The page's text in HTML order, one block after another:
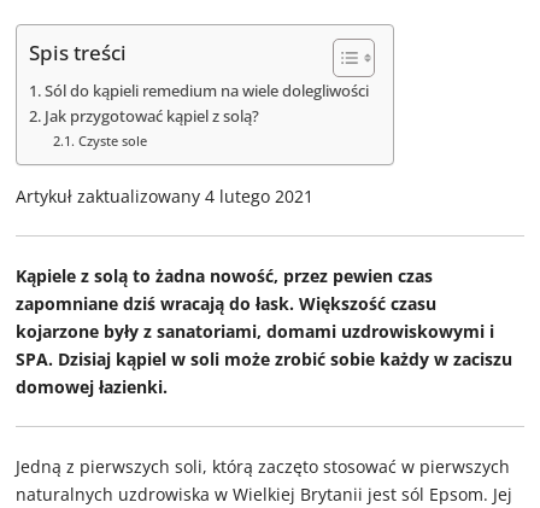
Spis treści
Sól do kąpieli remedium na wiele dolegliwości
Jak przygotować kąpiel z solą?
Czyste sole
Artykuł zaktualizowany 4 lutego 2021
Kąpiele z solą to żadna nowość, przez pewien czas
zapomniane dziś wracają do łask. Większość czasu
kojarzone były z sanatoriami, domami uzdrowiskowymi i
SPA. Dzisiaj kąpiel w soli może zrobić sobie każdy w zaciszu
domowej łazienki.
Jedną z pierwszych soli, którą zaczęto stosować w pierwszych
naturalnych uzdrowiska w Wielkiej Brytanii jest sól Epsom. Jej